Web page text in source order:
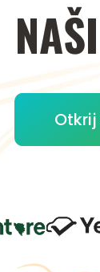
NAŠI
Otkrij